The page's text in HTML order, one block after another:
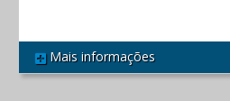
REF 543
Mais informações